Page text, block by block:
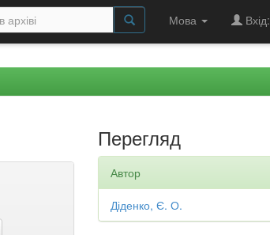
Мова Вхід:
Перегляд
Автор
Діденко, Є. О.